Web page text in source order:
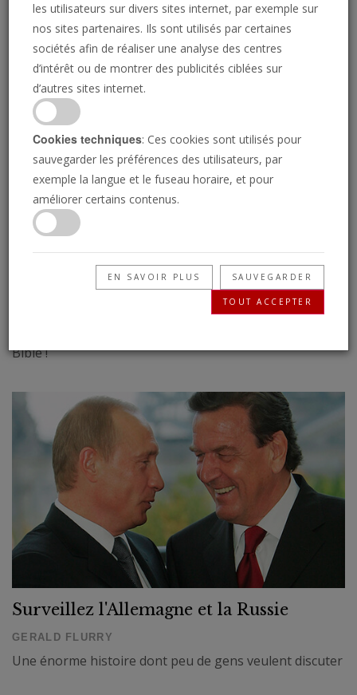
Vladimir Poutine est le prince
prophétisé de la Russie
GERALD FLURRY
Les provocations du président russe deviennent plus
audacieuses, mais personne ne lui tient tête. Il remplit
un rôle extrêmement important dans les événements
Bible !
Surveillez l'Allemagne et la Russie
GERALD FLURRY
Une énorme histoire dont peu de gens veulent discuter
les utilisateurs sur divers sites internet, par exemple sur
nos sites partenaires. Ils sont utilisés par certaines
sociétés afin de réaliser une analyse des centres
d’intérêt ou de montrer des publicités ciblées sur
d’autres sites internet.
Cookies techniques: Ces cookies sont utilisés pour
sauvegarder les préférences des utilisateurs, par
exemple la langue et le fuseau horaire, et pour
améliorer certains contenus.
EN SAVOIR PLUS SAUVEGARDER
TOUT ACCEPTER